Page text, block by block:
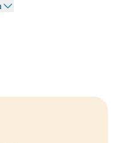
Fußleistenkanal
bei Offeco